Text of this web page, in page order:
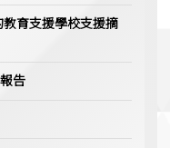
育支援學校支援摘
告